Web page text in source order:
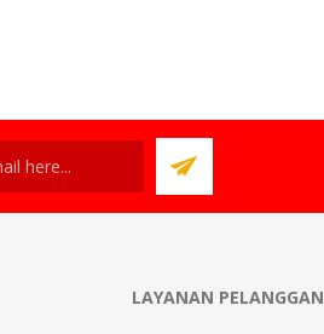
LAYANAN PELANGGAN